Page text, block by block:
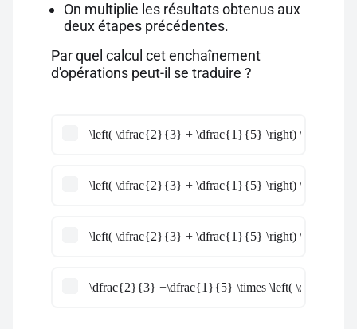
On multiplie les résultats obtenus aux
deux étapes précédentes.
Par quel calcul cet enchaînement
d'opérations peut-il se traduire ?
\left( \dfrac{2}{3} + \dfrac{1}{5} \right) \times
\left( \dfrac{2}{3} + \dfrac{1}{5} \right) \times
\left( \dfrac{2}{3} + \dfrac{1}{5} \right) \times
\dfrac{2}{3} +\dfrac{1}{5} \times \left(